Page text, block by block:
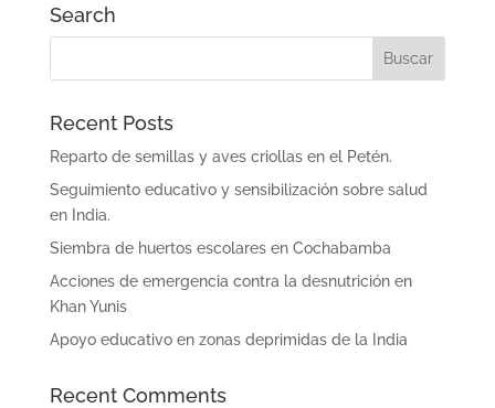
Search
Recent Posts
Reparto de semillas y aves criollas en el Petén.
Seguimiento educativo y sensibilización sobre salud
en India.
Siembra de huertos escolares en Cochabamba
Acciones de emergencia contra la desnutrición en
Khan Yunis
Apoyo educativo en zonas deprimidas de la India
Recent Comments